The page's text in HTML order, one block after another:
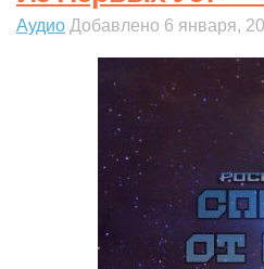
Аудио Добавлено 6 января,